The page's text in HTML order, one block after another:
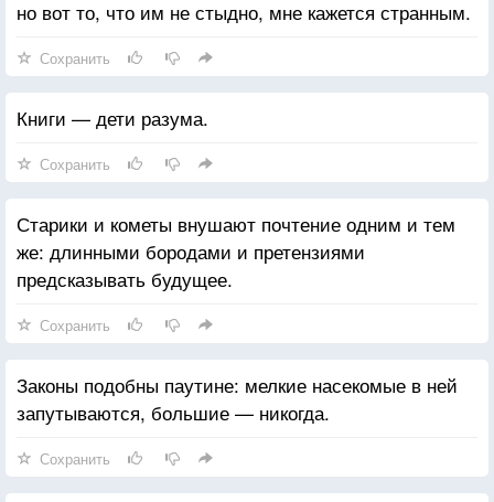
но вот то, что им не стыдно, мне кажется странным.
Сохранить
Книги — дети разума.
Сохранить
Старики и кометы внушают почтение одним и тем
же: длинными бородами и претензиями
предсказывать будущее.
Сохранить
Законы подобны паутине: мелкие насекомые в ней
запутываются, большие — никогда.
Сохранить